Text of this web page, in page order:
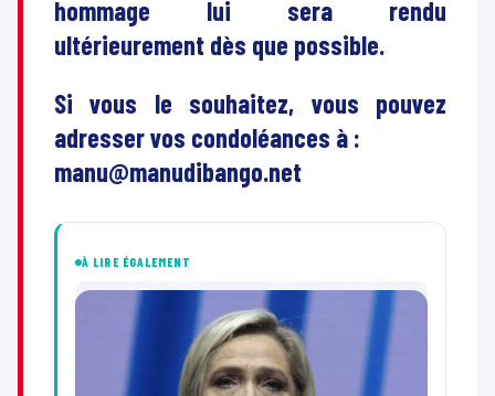
hommage lui sera rendu
ultérieurement dès que possible.
Si vous le souhaitez, vous pouvez
adresser vos condoléances à :
manu@manudibango.net
À LIRE ÉGALEMENT